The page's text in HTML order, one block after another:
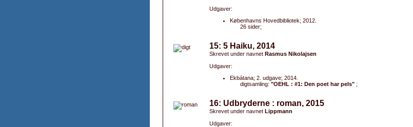
Udgaver:
Københavns Hovedbibliotek; 2012.
26 sider;
15: 5 Haiku, 2014
Skrevet under navnet Rasmus Nikolajsen
Udgaver:
Ekbátana; 2. udgave; 2014.
digtsamling: "OEHL : #1: Den poet har pels" ;
16: Udbryderne : roman, 2015
Skrevet under navnet Lippmann
Udgaver: